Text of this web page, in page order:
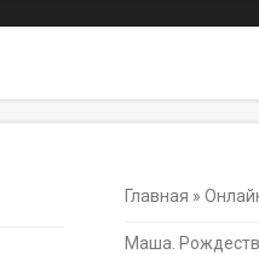
Главная »
Маша.